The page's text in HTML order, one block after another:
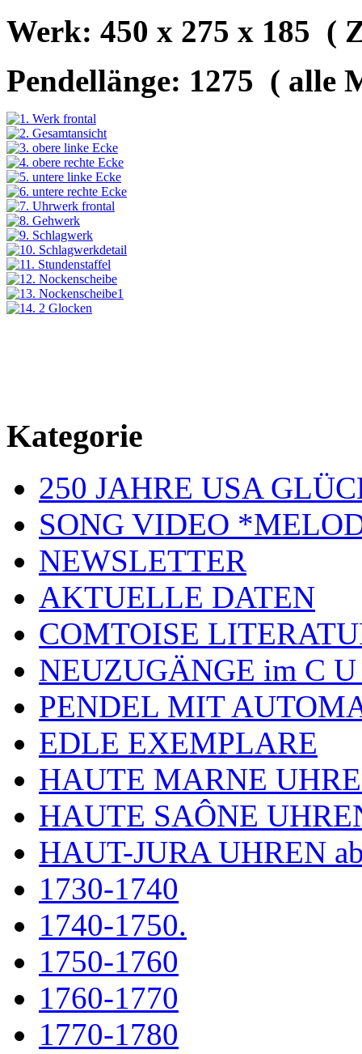
Werk: 450 x 275 x 185 (
Pendellänge: 1275 ( alle
Kategorie
250 JAHRE USA
SONG VIDEO
NEWSLETTER
AKTUELLE DATEN
COMTOISE
NEUZUGÄNGE im C
PENDEL MIT
EDLE EXEMPLARE
HAUTE MARNE
HAUTE SAÔNE
HAUT-JURA UHREN
1730-1740
1740-1750.
1750-1760
1760-1770
1770-1780